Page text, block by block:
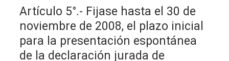
Artículo 5°.- Fijase hasta el 30 de
noviembre de 2008, el plazo inicial
para la presentación espontánea
de la declaración jurada de